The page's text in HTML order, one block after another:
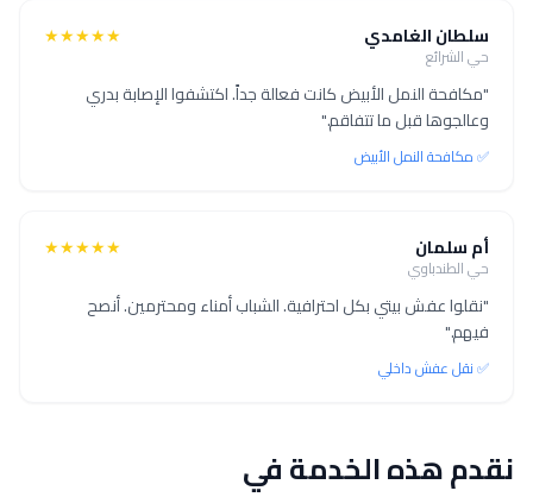
سلطان الغامدي
حي الشرائع
★★★★★
"مكافحة النمل الأبيض كانت فعالة جداً. اكتشفوا الإصابة بدري
وعالجوها قبل ما تتفاقم."
✅ مكافحة النمل الأبيض
أم سلمان
حي الطندباوي
★★★★★
"نقلوا عفش بيتي بكل احترافية. الشباب أمناء ومحترمين. أنصح
فيهم."
✅ نقل عفش داخلي
نقدم هذه الخدمة في